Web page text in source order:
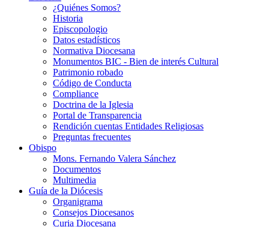
¿Quiénes Somos?
Historia
Episcopologio
Datos estadísticos
Normativa Diocesana
Monumentos BIC - Bien de interés Cultural
Patrimonio robado
Código de Conducta
Compliance
Doctrina de la Iglesia
Portal de Transparencia
Rendición cuentas Entidades Religiosas
Preguntas frecuentes
Obispo
Mons. Fernando Valera Sánchez
Documentos
Multimedia
Guía de la Diócesis
Organigrama
Consejos Diocesanos
Curia Diocesana